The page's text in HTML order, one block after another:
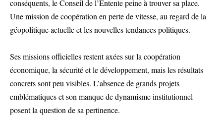
conséquents, le Conseil de l’Entente peine à trouver sa place.
Une mission de coopération en perte de vitesse, au regard de la
géopolitique actuelle et les nouvelles tendances politiques.
Ses missions officielles restent axées sur la coopération
économique, la sécurité et le développement, mais les résultats
concrets sont peu visibles. L’absence de grands projets
emblématiques et son manque de dynamisme institutionnel
posent la question de sa pertinence.